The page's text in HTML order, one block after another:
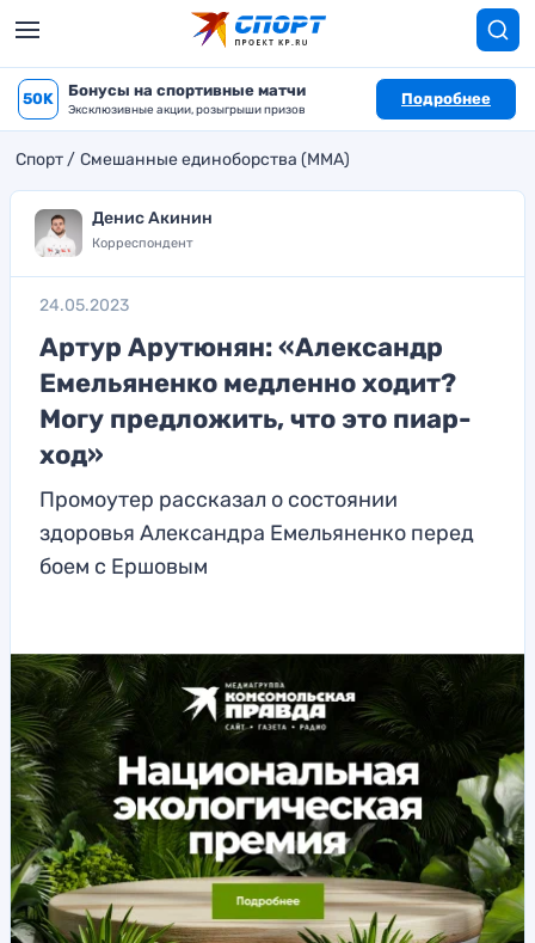
50K Бонусы на спортивные матчи
Эксклюзивные акции, розыгрыши призов
Подробнее
Спорт Смешанные единоборства (MMA)
Денис Акинин
Корреспондент
24.05.2023
Артур Арутюнян: «Александр
Емельяненко медленно ходит?
Могу предложить, что это пиар-
ход»
Промоутер рассказал о состоянии
здоровья Александра Емельяненко перед
боем с Ершовым